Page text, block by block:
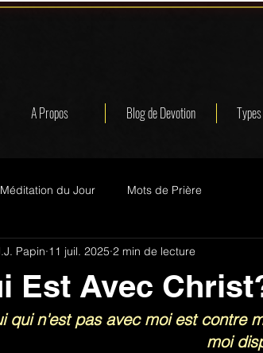
A Propos Blog de Devotion
Méditation du Jour Mots de Prière
Est Avec
Papin 11 juil. 2025 2 min de lecture
qui n'est pas avec moi est contre
moi